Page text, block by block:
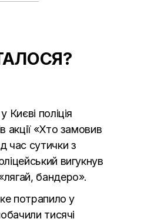
Києві поліція
акції «Хто замовив
час сутички з
вигукнув
бандеро».
потрапило у
тисячі